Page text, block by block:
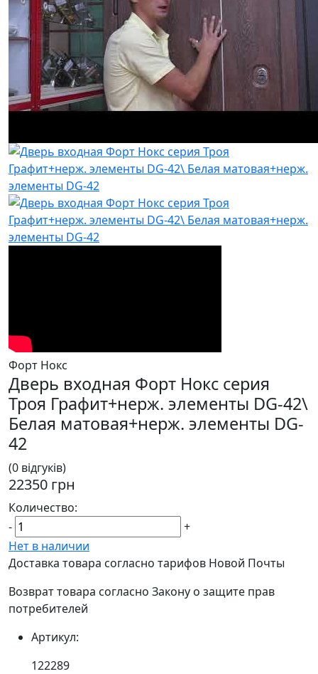
Форт Нокс
Дверь входная Форт Нокс серия
Троя Графит+нерж. элементы DG-42\
Белая матовая+нерж. элементы DG-
42
(0 відгуків)
22350 грн
Количество:
-
+
Нет в наличии
Доставка товара согласно тарифов Новой Почты
Возврат товара согласно Закону о защите прав
потребителей
Артикул:
122289